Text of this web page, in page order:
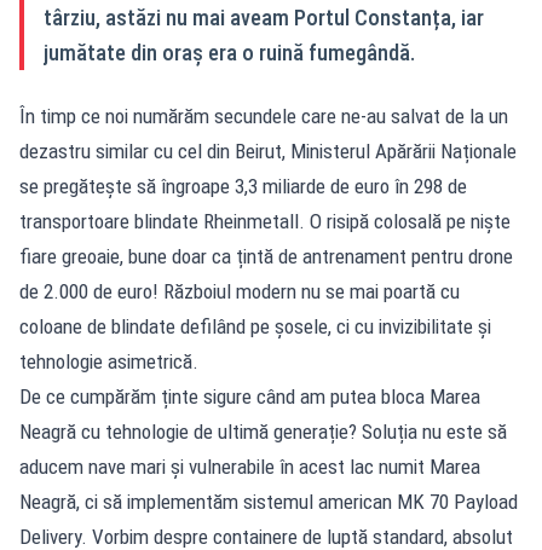
târziu, astăzi nu mai aveam Portul Constanța, iar
jumătate din oraș era o ruină fumegândă.
În timp ce noi numărăm secundele care ne-au salvat de la un
dezastru similar cu cel din Beirut, Ministerul Apărării Naționale
se pregătește să îngroape 3,3 miliarde de euro în 298 de
transportoare blindate Rheinmetall. O risipă colosală pe niște
fiare greoaie, bune doar ca țintă de antrenament pentru drone
de 2.000 de euro! Războiul modern nu se mai poartă cu
coloane de blindate defilând pe șosele, ci cu invizibilitate și
tehnologie asimetrică.
De ce cumpărăm ținte sigure când am putea bloca Marea
Neagră cu tehnologie de ultimă generație? Soluția nu este să
aducem nave mari și vulnerabile în acest lac numit Marea
Neagră, ci să implementăm sistemul american MK 70 Payload
Delivery. Vorbim despre containere de luptă standard, absolut